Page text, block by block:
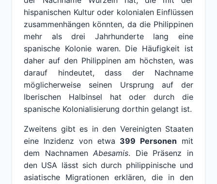
hispanischen Kultur oder kolonialen Einflüssen
zusammenhängen könnten, da die Philippinen
mehr als drei Jahrhunderte lang eine
spanische Kolonie waren. Die Häufigkeit ist
daher auf den Philippinen am höchsten, was
darauf hindeutet, dass der Nachname
möglicherweise seinen Ursprung auf der
Iberischen Halbinsel hat oder durch die
spanische Kolonialisierung dorthin gelangt ist.
Zweitens gibt es in den Vereinigten Staaten
eine Inzidenz von etwa 399 Personen mit
dem NachnamenAbesamis. Die Präsenz in
den USA lässt sich durch philippinische und
asiatische Migrationen erklären, die in den